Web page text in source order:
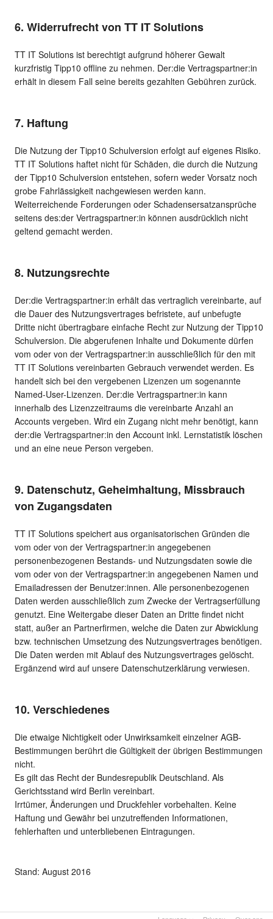
6. Widerrufrecht von TT IT Solutions
TT IT Solutions ist berechtigt aufgrund höherer Gewalt
kurzfristig Tipp10 offline zu nehmen. Der:die Vertragspartner:in
erhält in diesem Fall seine bereits gezahlten Gebühren zurück.
7. Haftung
Die Nutzung der Tipp10 Schulversion erfolgt auf eigenes Risiko.
TT IT Solutions haftet nicht für Schäden, die durch die Nutzung
der Tipp10 Schulversion entstehen, sofern weder Vorsatz noch
grobe Fahrlässigkeit nachgewiesen werden kann.
Weiterreichende Forderungen oder Schadensersatzansprüche
seitens des:der Vertragspartner:in können ausdrücklich nicht
geltend gemacht werden.
8. Nutzungsrechte
Der:die Vertragspartner:in erhält das vertraglich vereinbarte, auf
die Dauer des Nutzungsvertrages befristete, auf unbefugte
Dritte nicht übertragbare einfache Recht zur Nutzung der Tipp10
Schulversion. Die abgerufenen Inhalte und Dokumente dürfen
vom oder von der Vertragspartner:in ausschließlich für den mit
TT IT Solutions vereinbarten Gebrauch verwendet werden. Es
handelt sich bei den vergebenen Lizenzen um sogenannte
Named-User-Lizenzen. Der:die Vertragspartner:in kann
innerhalb des Lizenzzeitraums die vereinbarte Anzahl an
Accounts vergeben. Wird ein Zugang nicht mehr benötigt, kann
der:die Vertragspartner:in den Account inkl. Lernstatistik löschen
und an eine neue Person vergeben.
9. Datenschutz, Geheimhaltung, Missbrauch
von Zugangsdaten
TT IT Solutions speichert aus organisatorischen Gründen die
vom oder von der Vertragspartner:in angegebenen
personenbezogenen Bestands- und Nutzungsdaten sowie die
vom oder von der Vertragspartner:in angegebenen Namen und
Emailadressen der Benutzer:innen. Alle personenbezogenen
Daten werden ausschließlich zum Zwecke der Vertragserfüllung
genutzt. Eine Weitergabe dieser Daten an Dritte findet nicht
statt, außer an Partnerfirmen, welche die Daten zur Abwicklung
bzw. technischen Umsetzung des Nutzungsvertrages benötigen.
Die Daten werden mit Ablauf des Nutzungsvertrages gelöscht.
Ergänzend wird auf unsere Datenschutzerklärung verwiesen.
10. Verschiedenes
Die etwaige Nichtigkeit oder Unwirksamkeit einzelner AGB-
Bestimmungen berührt die Gültigkeit der übrigen Bestimmungen
nicht.
Es gilt das Recht der Bundesrepublik Deutschland. Als
Gerichtsstand wird Berlin vereinbart.
Irrtümer, Änderungen und Druckfehler vorbehalten. Keine
Haftung und Gewähr bei unzutreffenden Informationen,
fehlerhaften und unterbliebenen Eintragungen.
Stand: August 2016